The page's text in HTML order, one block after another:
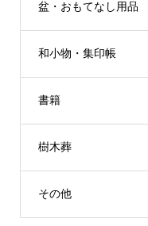
盆・おもてなし用品
和小物・集印帳
書籍
樹木葬
その他